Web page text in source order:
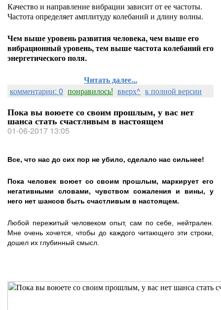
Качество и направление вибрации зависит от ее частоты.
Частота определяет амплитуду колебаний и длину волны.
Чем выше уровень развития человека, чем выше его
вибрационный уровень, тем выше частота колебаний его
энергетического поля.
Читать далее...
комментарии: 0 понравилось! вверх^ к полной версии
Пока вы воюете со своим прошлым, у вас нет
шанса стать счастливым в настоящем
01-06-2017 13:05
Все, что нас до сих пор не убило, сделало нас сильнее!
Пока человек воюет со своим прошлым, маркирует его
негативными словами, чувством сожаления и вины, у
него нет шансов быть счастливым в настоящем.
Любой пережитый человеком опыт, сам по себе, нейтрален.
Мне очень хочется, чтобы до каждого читающего эти строки,
дошел их глубинный смысл.